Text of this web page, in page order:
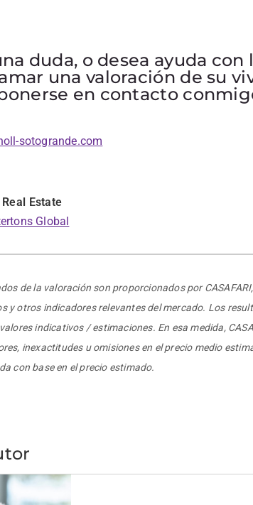
duda, o desea ayuda con
una valoración de su
en contacto
sotogrande.com
Estate
Global
de la valoración son proporcionados por
y otros indicadores relevantes del mercado. Los
indicativos / estimaciones. En esa medida,
inexactitudes u omisiones en el precio medio
con base en el precio estimado.